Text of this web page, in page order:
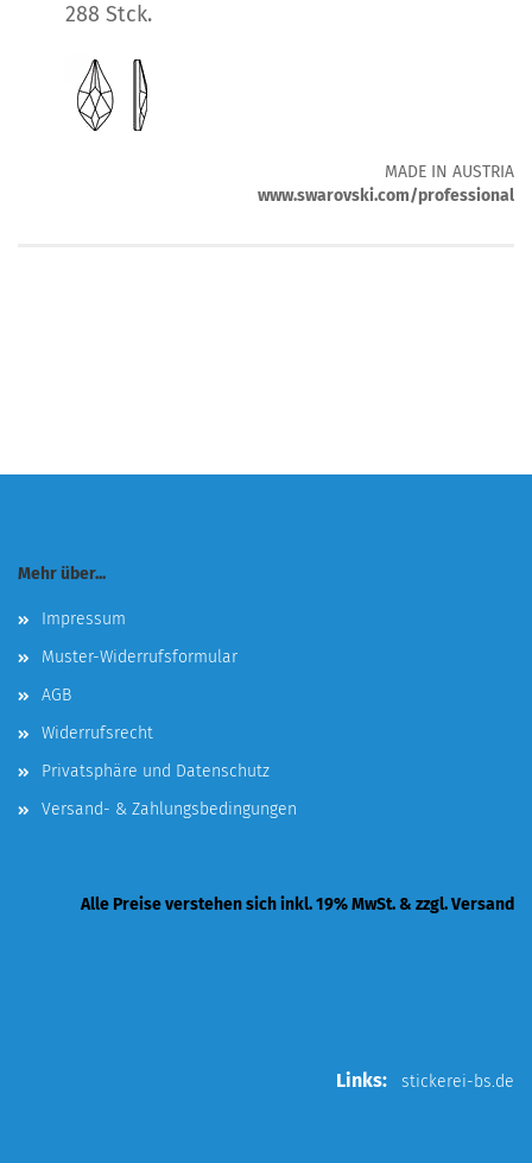
288 Stck.
MADE IN AUSTRIA
www.swarovski.com/professional
Mehr über...
Impressum
Muster-Widerrufsformular
AGB
Widerrufsrecht
Privatsphäre und Datenschutz
Versand- & Zahlungsbedingungen
Alle Preise verstehen sich inkl. 19% MwSt. & zzgl. Versand
Links: stickerei-bs.de